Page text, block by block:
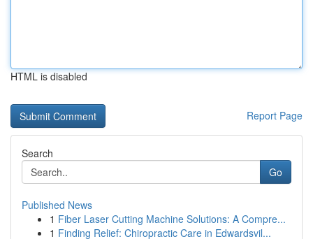
HTML is disabled
Report Page
Search
Go
Published News
1 Fiber Laser Cutting Machine Solutions: A Compre...
1 Finding Relief: Chiropractic Care in Edwardsvil...